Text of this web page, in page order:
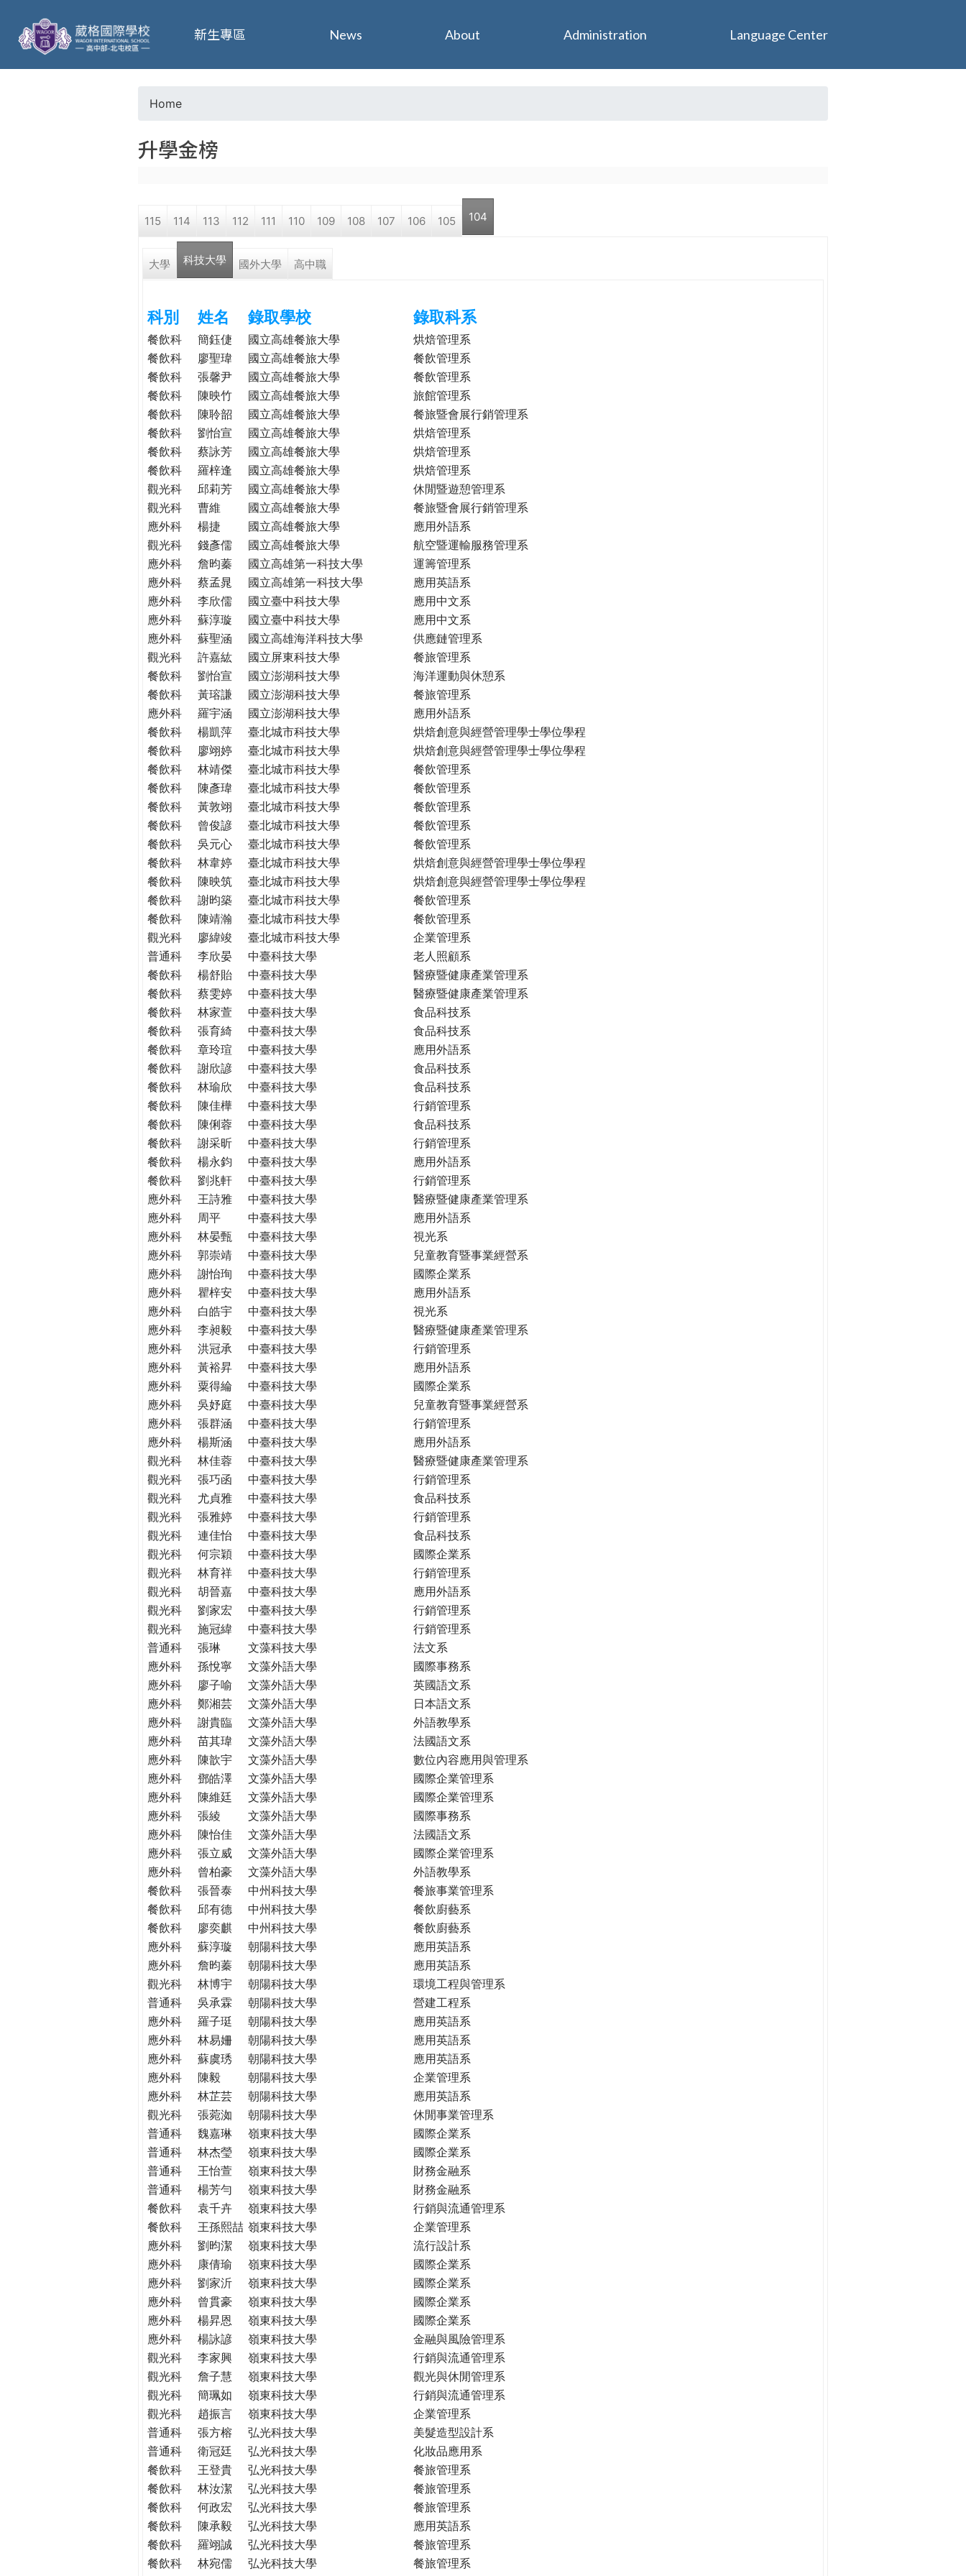
葳
格
o
a
r
h
e
r
e
Home
升學金榜
115 114 113 112 111 110 109 108 107 106 105 104
大學 科技大學 (active tab)
國外大學 高中職
科別 姓名 錄取學校 錄取科系
餐飲科 簡鈺倢 國立高雄餐旅大學
烘焙管理系
餐飲科
廖聖瑋 國立高雄餐旅大學
餐飲管理系
餐飲科
張馨尹 國立高雄餐旅大學
餐飲管理系
餐飲科
陳映竹 國立高雄餐旅大學
旅館管理系
餐飲科
陳聆韶 國立高雄餐旅大學
餐旅暨會展行銷管理系
餐飲科
劉怡宣 國立高雄餐旅大學
烘焙管理系
餐飲科
蔡詠芳 國立高雄餐旅大學
烘焙管理系
餐飲科
羅梓逢 國立高雄餐旅大學
烘焙管理系
觀光科
邱莉芳 國立高雄餐旅大學
休閒暨遊憩管理系
觀光科
曹維 國立高雄餐旅大學
餐旅暨會展行銷管理系
應外科
楊捷 國立高雄餐旅大學
應用外語系
觀光科
錢彥儒 國立高雄餐旅大學
航空暨運輸服務管理系
應外科
詹昀蓁 國立高雄第一科技大學
運籌管理系
應外科
蔡孟晁 國立高雄第一科技大學
應用英語系
應外科
李欣儒 國立臺中科技大學
應用中文系
應外科
蘇淳璇 國立臺中科技大學
應用中文系
應外科
蘇聖涵 國立高雄海洋科技大學
供應鏈管理系
觀光科
許嘉紘 國立屏東科技大學
餐旅管理系
餐飲科
劉怡宣 國立澎湖科技大學
海洋運動與休憩系
餐飲科
黃瑢謙 國立澎湖科技大學
餐旅管理系
應外科
羅宇涵 國立澎湖科技大學
應用外語系
餐飲科
楊凱萍 臺北城市科技大學
烘焙創意與經營管理學士學位學程
餐飲科
廖翊婷 臺北城市科技大學
烘焙創意與經營管理學士學位學程
餐飲科
林靖傑 臺北城市科技大學
餐飲管理系
餐飲科
陳彥瑋 臺北城市科技大學
餐飲管理系
餐飲科
黃敦翊 臺北城市科技大學
餐飲管理系
餐飲科
曾俊諺 臺北城市科技大學
餐飲管理系
餐飲科
吳元心 臺北城市科技大學
餐飲管理系
餐飲科
林韋婷 臺北城市科技大學
烘焙創意與經營管理學士學位學程
餐飲科
陳映筑 臺北城市科技大學
烘焙創意與經營管理學士學位學程
餐飲科
謝昀築 臺北城市科技大學
餐飲管理系
餐飲科
陳靖瀚 臺北城市科技大學
餐飲管理系
觀光科
廖緯竣 臺北城市科技大學
企業管理系
普通科
李欣晏 中臺科技大學
老人照顧系
餐飲科
楊舒貽 中臺科技大學
醫療暨健康產業管理系
餐飲科
蔡雯婷 中臺科技大學
醫療暨健康產業管理系
餐飲科
林家萱 中臺科技大學
食品科技系
餐飲科
張育綺 中臺科技大學
食品科技系
餐飲科
章玲瑄 中臺科技大學
應用外語系
餐飲科
謝欣諺 中臺科技大學
食品科技系
餐飲科
林瑜欣 中臺科技大學
食品科技系
餐飲科
陳佳樺 中臺科技大學
行銷管理系
餐飲科
陳俐蓉 中臺科技大學
食品科技系
餐飲科
謝采昕 中臺科技大學
行銷管理系
餐飲科
楊永鈞 中臺科技大學
應用外語系
餐飲科
劉兆軒 中臺科技大學
行銷管理系
應外科
王詩雅 中臺科技大學
醫療暨健康產業管理系
應外科
周平 中臺科技大學
應用外語系
應外科
林晏甄 中臺科技大學
視光系
應外科
郭崇靖 中臺科技大學
兒童教育暨事業經營系
應外科
謝怡珣 中臺科技大學
國際企業系
應外科
瞿梓安 中臺科技大學
應用外語系
應外科
白皓宇 中臺科技大學
視光系
應外科
李昶毅 中臺科技大學
醫療暨健康產業管理系
應外科
洪冠承 中臺科技大學
行銷管理系
應外科
黃裕昇 中臺科技大學
應用外語系
應外科
粟得綸 中臺科技大學
國際企業系
應外科
吳妤庭 中臺科技大學
兒童教育暨事業經營系
應外科
張群涵 中臺科技大學
行銷管理系
應外科
楊斯涵 中臺科技大學
應用外語系
觀光科
林佳蓉 中臺科技大學
醫療暨健康產業管理系
觀光科
張巧函 中臺科技大學
行銷管理系
觀光科
尤貞雅 中臺科技大學
食品科技系
觀光科
張雅婷 中臺科技大學
行銷管理系
觀光科
連佳怡 中臺科技大學
食品科技系
觀光科
何宗穎 中臺科技大學
國際企業系
觀光科
林育祥 中臺科技大學
行銷管理系
觀光科
胡晉嘉 中臺科技大學
應用外語系
觀光科
劉家宏 中臺科技大學
行銷管理系
觀光科
施冠緯 中臺科技大學
行銷管理系
普通科
張琳 文藻科技大學
法文系
應外科
孫悅寧 文藻外語大學
國際事務系
應外科
廖子喻 文藻外語大學
英國語文系
應外科
鄭湘芸 文藻外語大學
日本語文系
應外科
謝貴臨 文藻外語大學
外語教學系
應外科
苗其瑋 文藻外語大學
法國語文系
應外科
陳歆宇 文藻外語大學
數位內容應用與管理系
應外科
鄧皓澤 文藻外語大學
國際企業管理系
應外科
陳維廷 文藻外語大學
國際企業管理系
應外科
張綾 文藻外語大學
國際事務系
應外科
陳怡佳 文藻外語大學
法國語文系
應外科
張立威 文藻外語大學
國際企業管理系
應外科
曾柏豪 文藻外語大學
外語教學系
餐飲科
張晉泰 中州科技大學
餐旅事業管理系
餐飲科
邱有德 中州科技大學
餐飲廚藝系
餐飲科
廖奕麒 中州科技大學
餐飲廚藝系
應外科
蘇淳璇 朝陽科技大學
應用英語系
應外科
詹昀蓁 朝陽科技大學
應用英語系
觀光科
林博宇 朝陽科技大學
環境工程與管理系
普通科
吳承霖 朝陽科技大學
營建工程系
應外科
羅子珽 朝陽科技大學
應用英語系
應外科
林易姍 朝陽科技大學
應用英語系
應外科
蘇虞琇 朝陽科技大學
應用英語系
應外科
陳毅 朝陽科技大學
企業管理系
應外科
林芷芸 朝陽科技大學
應用英語系
觀光科
張菀洳 朝陽科技大學
休閒事業管理系
普通科
魏嘉琳 嶺東科技大學
國際企業系
普通科
林杰瑩 嶺東科技大學
國際企業系
普通科
王怡萱 嶺東科技大學
財務金融系
普通科
楊芳勻 嶺東科技大學
財務金融系
餐飲科
袁千卉 嶺東科技大學
行銷與流通管理系
餐飲科
王孫熙喆 嶺東科技大學
企業管理系
應外科
劉昀潔 嶺東科技大學
流行設計系
應外科
康倩瑜 嶺東科技大學
國際企業系
應外科
劉家沂 嶺東科技大學
國際企業系
應外科
曾貫豪 嶺東科技大學
國際企業系
應外科
楊昇恩 嶺東科技大學
國際企業系
應外科
楊詠諺 嶺東科技大學
金融與風險管理系
觀光科
李家興 嶺東科技大學
行銷與流通管理系
觀光科
詹子慧 嶺東科技大學
觀光與休閒管理系
觀光科
簡珮如 嶺東科技大學
行銷與流通管理系
觀光科
趙振言 嶺東科技大學
企業管理系
普通科
張方榕 弘光科技大學
美髮造型設計系
普通科
衛冠廷 弘光科技大學
化妝品應用系
餐飲科
王登貴 弘光科技大學
餐旅管理系
餐飲科
林汝潔 弘光科技大學
餐旅管理系
餐飲科
何政宏 弘光科技大學
餐旅管理系
餐飲科
陳承毅 弘光科技大學
應用英語系
餐飲科
羅翊誠 弘光科技大學
餐旅管理系
餐飲科
林宛儒 弘光科技大學
餐旅管理系
新生專區 News About Administration Language Center